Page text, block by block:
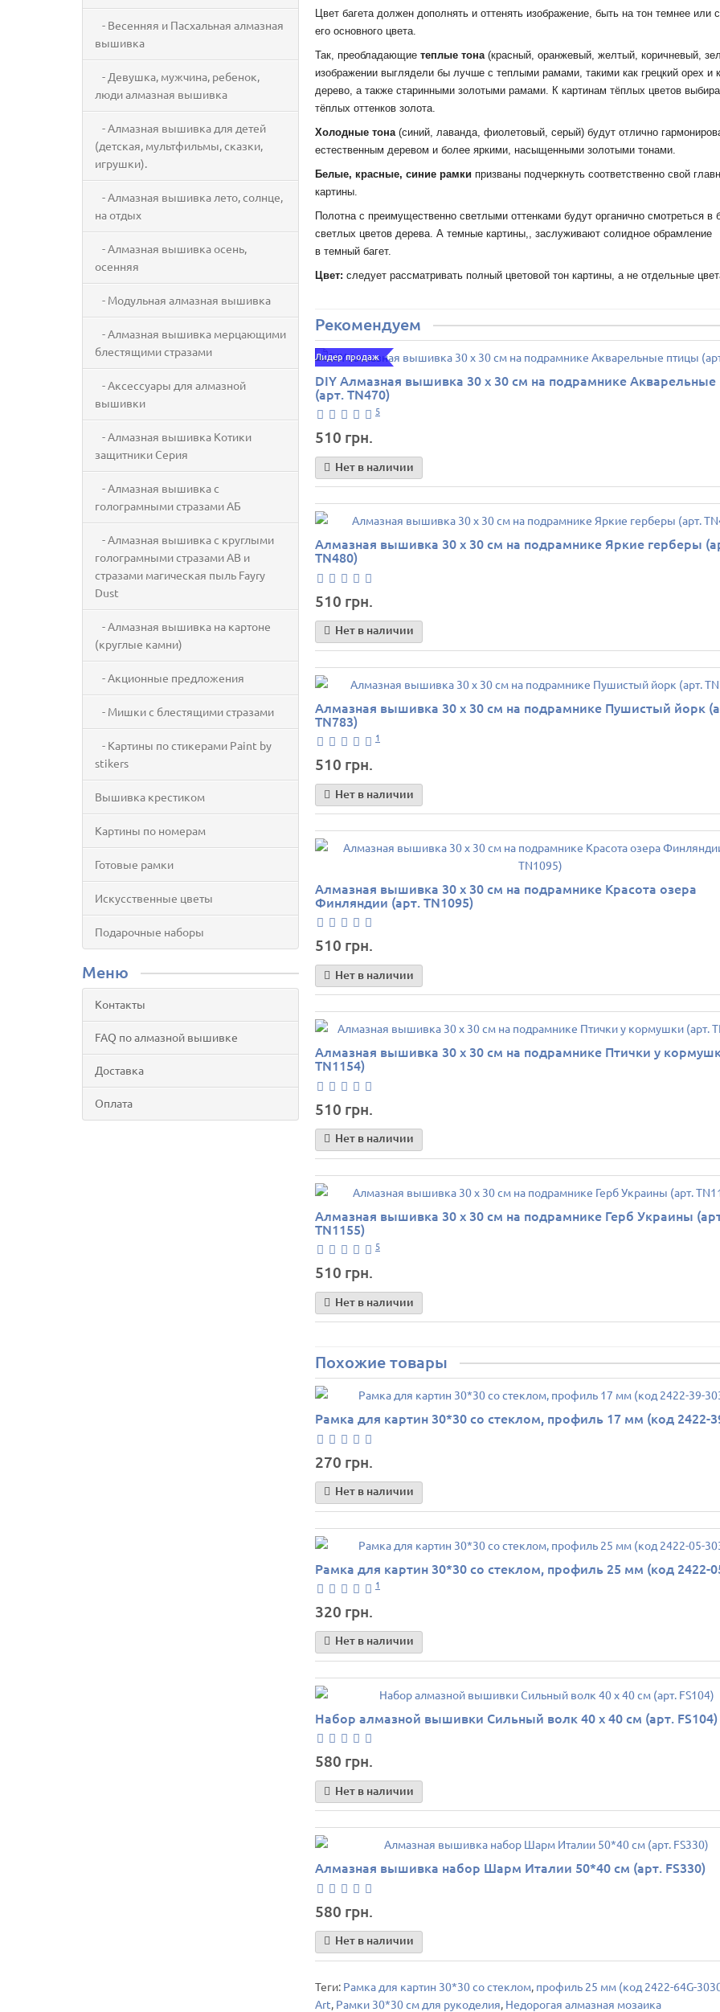
- Весенняя и Пасхальная алмазная
вышивка
- Девушка, мужчина, ребенок,
люди алмазная вышивка
- Алмазная вышивка для детей
(детская, мультфильмы, сказки,
игрушки).
- Алмазная вышивка лето, солнце,
на отдых
- Алмазная вышивка осень,
осенняя
- Модульная алмазная вышивка
- Алмазная вышивка мерцающими
блестящими стразами
- Аксессуары для алмазной
вышивки
- Алмазная вышивка Котики
защитники Серия
- Алмазная вышивка с
голограмными стразами АБ
- Алмазная вышивка с круглыми
голограмными стразами AB и
стразами магическая пыль Fayry
Dust
- Алмазная вышивка на картоне
(круглые камни)
- Акционные предложения
- Мишки с блестящими стразами
- Картины по стикерами Paint by
stikers
Вышивка крестиком
Картины по номерам
Готовые рамки
Искусственные цветы
Подарочные наборы
Меню
Контакты
FAQ по алмазной вышивке
Доставка
Оплата
Цвет багета должен дополнять и оттенять изображение, быть на тон темнее или
его основного цвета.
Так, преобладающие теплые тона(красный, оранжевый, желтый, коричневый,
изображении выглядели бы лучше с теплыми рамами, такими как грецкий орех и
дерево, а также старинными золотыми рамами. К картинам тёплых цветов
тёплых оттенков золота.
Холодные тона(синий, лаванда, фиолетовый, серый) будут отлично
естественным деревом и более яркими, насыщенными золотыми тонами.
Белые, красные, синие рамки призваны подчеркнуть соответственно свой
картины.
Полотна с преимущественно светлыми оттенками будут органично смотреться в
светлых цветов дерева. А темные картины,, заслуживают солидное обрамление
в темный багет.
Цвет: следует рассматривать полный цветовой тон картины, а не отдельные
Рекомендуем
Лидер продаж
DIY Алмазная вышивка 30 х 30 см на подрамнике
(арт. TN470)
5
510 грн.
Нет в наличии
Алмазная вышивка 30 х 30 см на подрамнике Яркие герберы
TN480)
510 грн.
Нет в наличии
Алмазная вышивка 30 х 30 см на подрамнике Пушистый йорк
TN783)
1
510 грн.
Нет в наличии
Алмазная вышивка 30 х 30 см на подрамнике Красота озера
Финляндии (арт. TN1095)
510 грн.
Нет в наличии
Алмазная вышивка 30 х 30 см на подрамнике Птички у
TN1154)
510 грн.
Нет в наличии
Алмазная вышивка 30 х 30 см на подрамнике Герб Украины
TN1155)
5
510 грн.
Нет в наличии
Похожие товары
Рамка для картин 30*30 со стеклом, профиль 17 мм (код 2422-
270 грн.
Нет в наличии
Рамка для картин 30*30 со стеклом, профиль 25 мм (код 2422-
1
320 грн.
Нет в наличии
Набор алмазной вышивки Сильный волк 40 х 40 см (арт. FS104)
580 грн.
Нет в наличии
Алмазная вышивка набор Шарм Италии 50*40 см (арт. FS330)
580 грн.
Нет в наличии
Теги: Рамка для картин 30*30 со стеклом профиль 25 мм (код 2422-64G-
Art Рамки 30*30 см для рукоделия Недорогая алмазная мозаика